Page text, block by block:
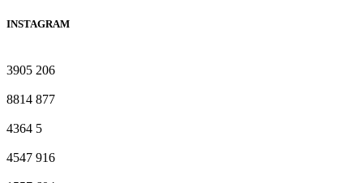
INSTAGRAM
3905 206
8814 877
4364 5
4547 916